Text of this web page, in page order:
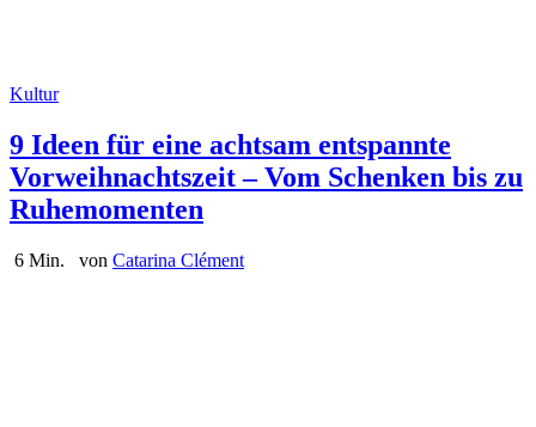
Kultur
9 Ideen für eine achtsam entspannte
Vorweihnachtszeit – Vom Schenken bis zu
Ruhemomenten
6 Min. von Catarina Clément